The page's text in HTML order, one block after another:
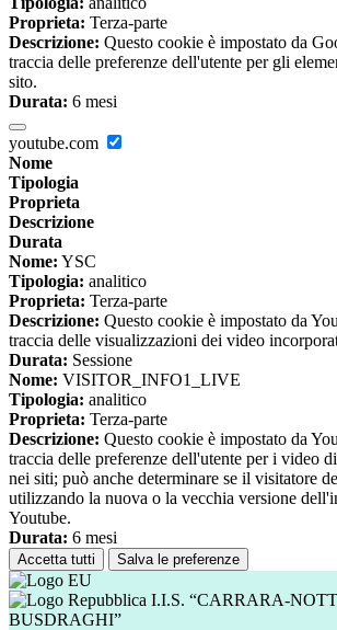
Proprieta: Terza-parte
Descrizione: Questo cookie è impostato da
traccia delle preferenze dell'utente per gli
sito.
Durata: 6 mesi
youtube.com
Nome
Tipologia
Proprieta
Descrizione
Durata
Nome: YSC
Tipologia: analitico
Proprieta: Terza-parte
Descrizione: Questo cookie è impostato da
traccia delle visualizzazioni dei video
Durata: Sessione
Nome: VISITOR_INFO1_LIVE
Tipologia: analitico
Proprieta: Terza-parte
Descrizione: Questo cookie è impostato da
traccia delle preferenze dell'utente per i video
nei siti; può anche determinare se il visitatore
utilizzando la nuova o la vecchia versione
Youtube.
Durata: 6 mesi
Accetta tutti Salva le preferenze
I.I.S. “CARRARA-
BUSDRAGHI”